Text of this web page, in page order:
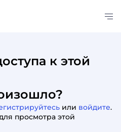
к этой
или войдите.
просмотра этой